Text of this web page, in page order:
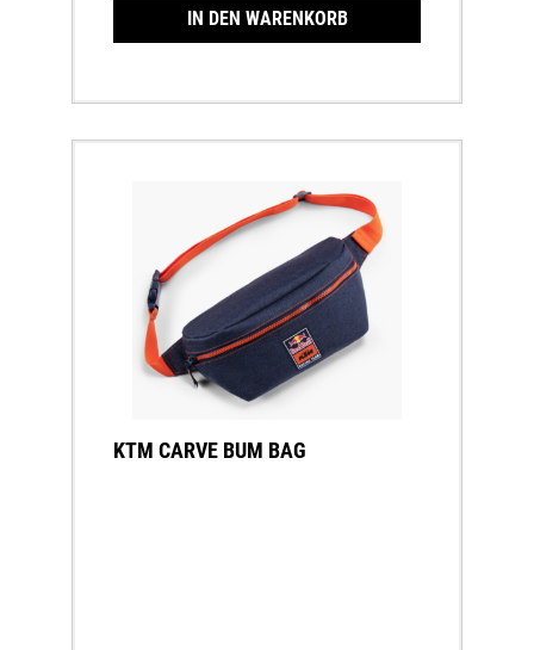
IN DEN WARENKORB
KTM CARVE BUM BAG